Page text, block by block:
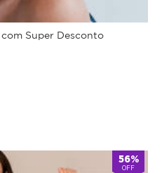
Super Desconto
56%
OFF